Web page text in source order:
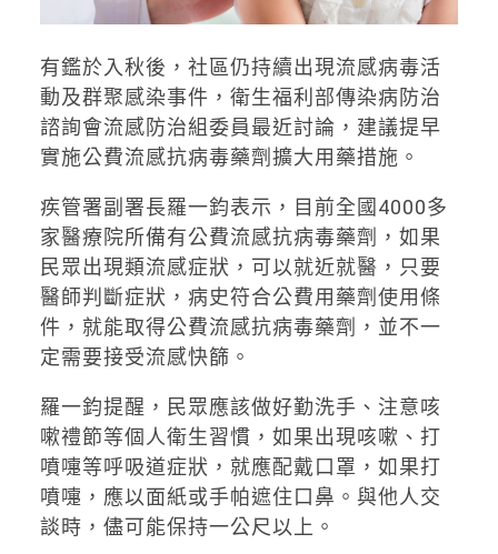
有鑑於入秋後，社區仍持續出現流感病毒活
動及群聚感染事件，衛生福利部傳染病防治
諮詢會流感防治組委員最近討論，建議提早
實施公費流感抗病毒藥劑擴大用藥措施。
疾管署副署長羅一鈞表示，目前全國4000多
家醫療院所備有公費流感抗病毒藥劑，如果
民眾出現類流感症狀，可以就近就醫，只要
醫師判斷症狀，病史符合公費用藥劑使用條
件，就能取得公費流感抗病毒藥劑，並不一
定需要接受流感快篩。
羅一鈞提醒，民眾應該做好勤洗手、注意咳
嗽禮節等個人衛生習慣，如果出現咳嗽、打
噴嚏等呼吸道症狀，就應配戴口罩，如果打
噴嚏，應以面紙或手帕遮住口鼻。與他人交
談時，儘可能保持一公尺以上。